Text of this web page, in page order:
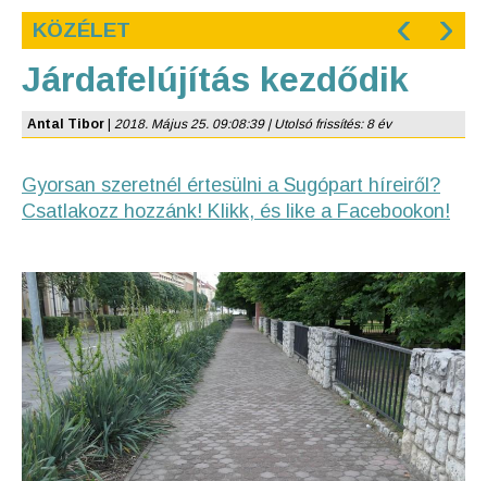
KÖZÉLET ‹ ›
Járdafelújítás kezdődik
Antal Tibor 2018. Május 25. 09:08:39 | Utolsó frissítés: 8 év
Gyorsan szeretnél értesülni a Sugópart híreiről?
Csatlakozz hozzánk! Klikk, és like a Facebookon!